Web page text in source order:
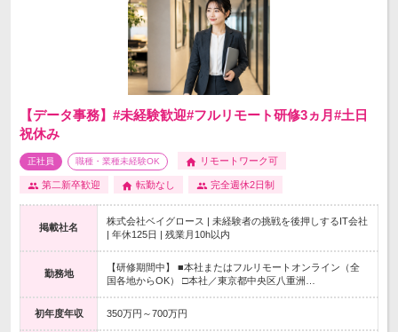
【データ事務】#未経験歓迎#フルリモート研修3ヵ月#土日
祝休み
正社員 職種・業種未経験OK リモートワーク可
第二新卒歓迎 転勤なし 完全週休2日制
掲載社名
株式会社ベイグロース | 未経験者の挑戦を後押しするIT会社
| 年休125日 | 残業月10h以内
勤務地
【研修期間中】 ■本社またはフルリモートオンライン（全
国各地からOK） □本社／東京都中央区八重洲…
初年度年収 350万円～700万円